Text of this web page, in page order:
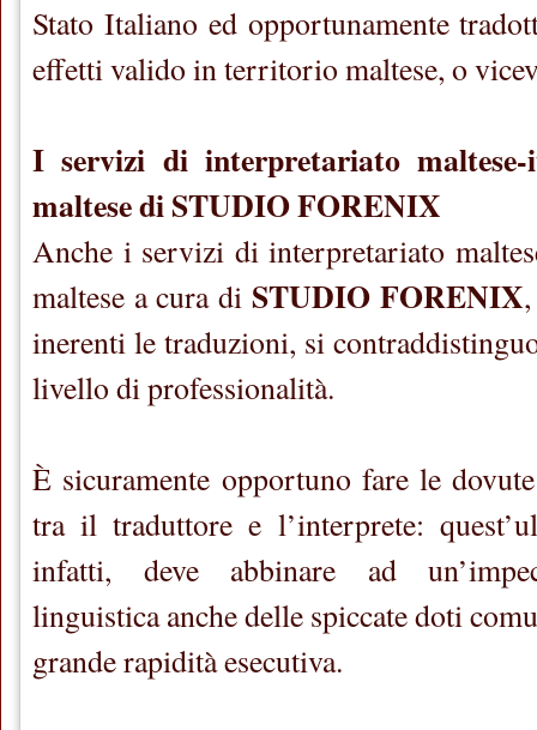
Stato Italiano ed opportunamente
effetti valido in territorio maltese, o
I servizi di interpretariato
maltese di STUDIO FORENIX
Anche i servizi di interpretariato
maltese a cura di STUDIO FORENIX
inerenti le traduzioni, si
livello di professionalità.
È sicuramente opportuno fare le
tra il traduttore e l’interprete:
infatti, deve abbinare ad
linguistica anche delle spiccate doti
grande rapidità esecutiva.